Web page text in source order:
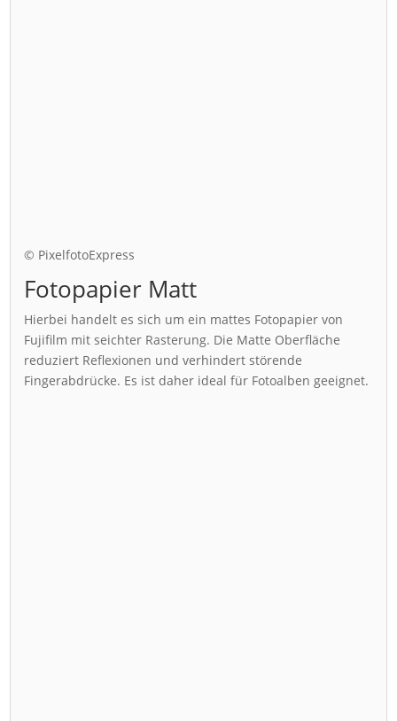
© PixelfotoExpress
Fotopapier Matt
Hierbei handelt es sich um ein mattes Fotopapier von
Fujifilm mit seichter Rasterung. Die Matte Oberfläche
reduziert Reflexionen und verhindert störende
Fingerabdrücke. Es ist daher ideal für Fotoalben geeignet.